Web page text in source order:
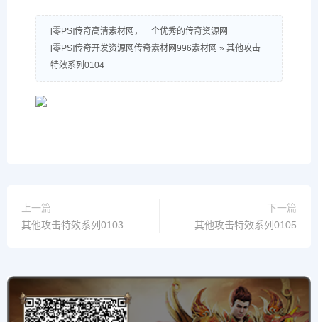
[零PS]传奇高清素材网，一个优秀的传奇资源网
[零PS]传奇开发资源网传奇素材网996素材网 » 其他攻击
特效系列0104
上一篇
其他攻击特效系列0103
下一篇
其他攻击特效系列0105